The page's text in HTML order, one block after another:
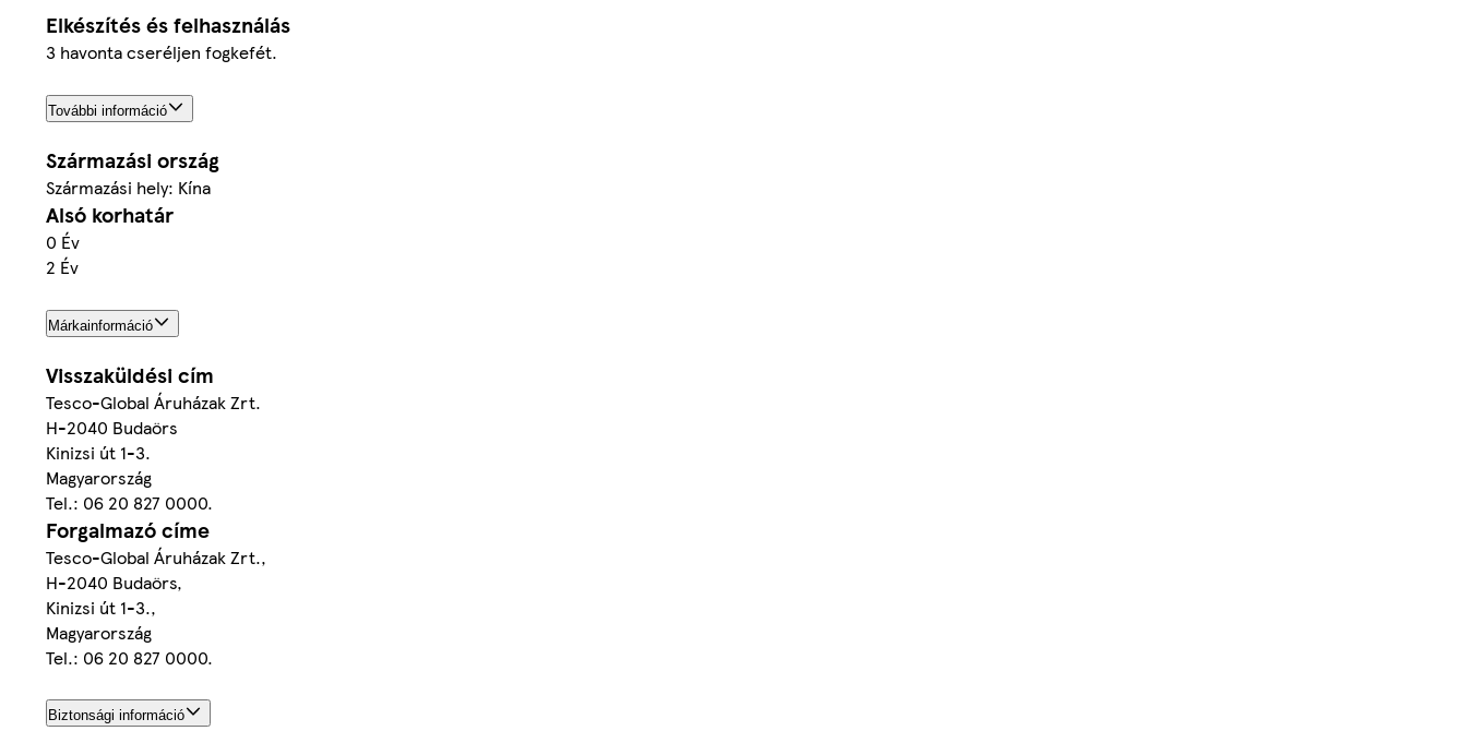
Elkészítés és felhasználás
3 havonta cseréljen fogkefét.
További információ
Származási ország
Származási hely: Kína
Alsó korhatár
0 Év
2 Év
Márkainformáció
Visszaküldési cím
Tesco-Global Áruházak Zrt.
H-2040 Budaörs
Kinizsi út 1-3.
Magyarország
Tel.: 06 20 827 0000.
Forgalmazó címe
Tesco-Global Áruházak Zrt.,
H-2040 Budaörs,
Kinizsi út 1-3.,
Magyarország
Tel.: 06 20 827 0000.
Biztonsági információ